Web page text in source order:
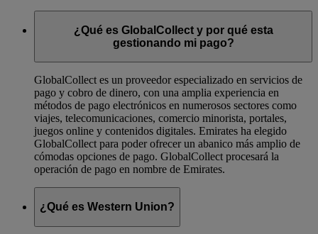
¿Qué es GlobalCollect y por qué esta
gestionando mi pago?
GlobalCollect es un proveedor especializado en servicios de
pago y cobro de dinero, con una amplia experiencia en
métodos de pago electrónicos en numerosos sectores como
viajes, telecomunicaciones, comercio minorista, portales,
juegos online y contenidos digitales. Emirates ha elegido
GlobalCollect para poder ofrecer un abanico más amplio de
cómodas opciones de pago. GlobalCollect procesará la
operación de pago en nombre de Emirates.
¿Qué es Western Union?